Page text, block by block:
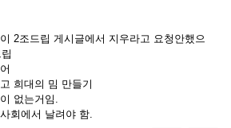
2조드립 게시글에서 지우라고 요청안했으
희대의 밈 만들기
없는거임.
회에서 날려야 함.